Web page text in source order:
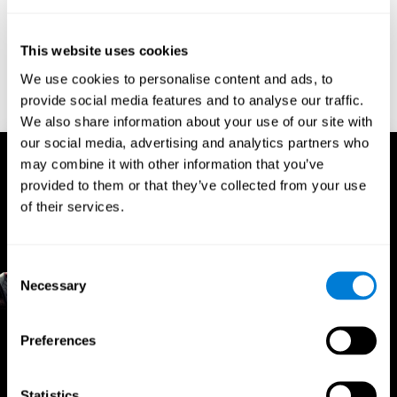
This website uses cookies
We use cookies to personalise content and ads, to
provide social media features and to analyse our traffic.
We also share information about your use of our site with
our social media, advertising and analytics partners who
may combine it with other information that you’ve
provided to them or that they’ve collected from your use
of their services.
Selection
Necessary
Preferences
neuropsychologiques, garantissant que les évaluations et les
programmes de formation sont fondés sur la compréhension
scientifique du cerveau et de la cognition.
Avantages pour les
professionnels du sport